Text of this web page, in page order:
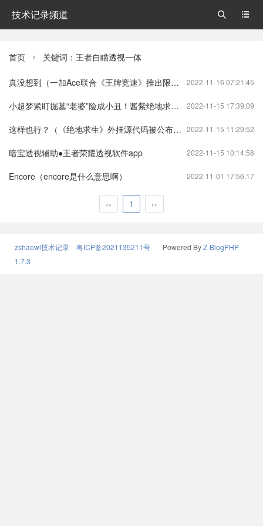
技术记录频道 

首页  关键词：王者自瞄透视一体
2022-11-16 07:21:45
真没想到（一加Ace联合《王牌竞速》推出限量礼包 助力学子开启新赛道）绝对ace王牌竞速
2022-11-15 17:39:09
小超梦紧盯掘墓“老婆”险成小丑！酱紫绝地求生？
2022-11-15 11:29:52
这样也行？（《绝地求生》外挂源代码被公布，或迎神仙大战时代？）绝地求生python源代码绝地求生
2022-11-15 10:14:58
暗宝透视辅助●王者荣耀透视软件app
2022-11-01 17:56:17
Encore（encore是什么意思啊）
‹‹ 1 ››
zshaowl技术记录 粤ICP备2021135211号 Powered ByZ-BlogPHP
1.7.3